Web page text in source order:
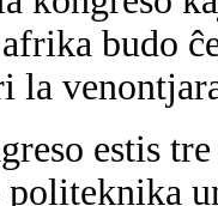
budo
la
estis
politeknika